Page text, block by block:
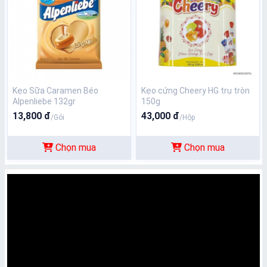
Kẹo Sữa Caramen Béo
Alpenliebe 132gr
13,800 đ/Gói
Chọn mua
Kẹo cứng Cheery HG trụ tròn
150g
43,000 đ/Hộp
Chọn mua